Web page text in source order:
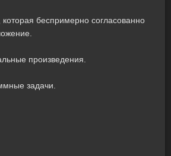
которая беспримерно согласованно
произведения.
задачи.